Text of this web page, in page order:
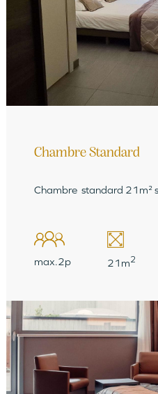
Chambre Standard
Chambre standard 21m²
max.2p 21m2